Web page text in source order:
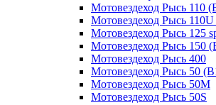
Мотовездеход Рысь 110
Мотовездеход Рысь
Мотовездеход Рысь 125
Мотовездеход Рысь 150
Мотовездеход Рысь 400
Мотовездеход Рысь 50
Мотовездеход Рысь 50M
Мотовездеход Рысь 50S